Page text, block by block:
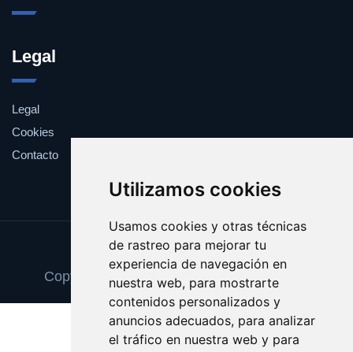
Utilizamos cookies
Usamos cookies y otras técnicas
de rastreo para mejorar tu
experiencia de navegación en
nuestra web, para mostrarte
contenidos personalizados y
anuncios adecuados, para analizar
el tráfico en nuestra web y para
Legal
Legal
Cookies
Contacto
Update cookies preferences
Copyright © 2025 escaparatedeideas.com